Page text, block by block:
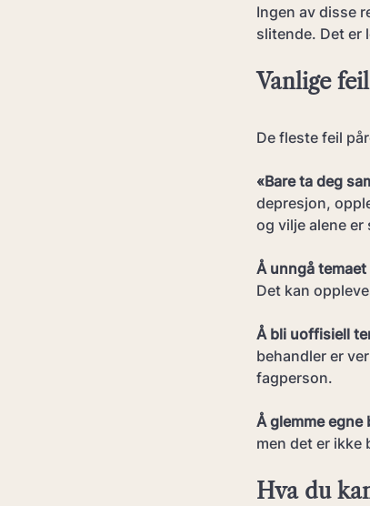
Ingen av disse
slitende. Det er
Vanlige
De fleste feil
«Bare ta deg
depresjon,
og vilje alene
Å unngå temaet
Det kan
Å bli uoffisiell
behandler er
fagperson.
Å glemme egne
men det er ikke
Hva du